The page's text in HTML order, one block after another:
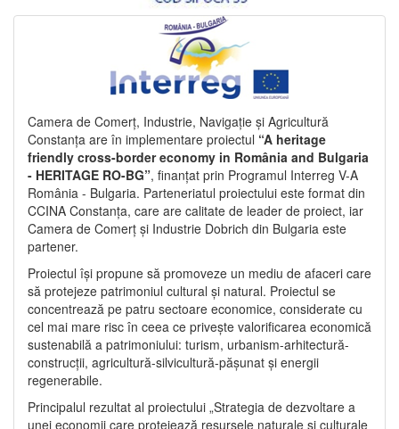
Camera de Comerț, Industrie, Navigație și Agricultură
Constanța are în implementare proiectul “A heritage
friendly cross-border economy in România and Bulgaria
- HERITAGE RO-BG”, finanțat prin Programul Interreg V-A
România - Bulgaria. Parteneriatul proiectului este format din
CCINA Constanța, care are calitate de leader de proiect, iar
Camera de Comerț și Industrie Dobrich din Bulgaria este
partener.
Proiectul își propune să promoveze un mediu de afaceri care
să protejeze patrimoniul cultural și natural. Proiectul se
concentrează pe patru sectoare economice, considerate cu
cel mai mare risc în ceea ce privește valorificarea economică
sustenabilă a patrimoniului: turism, urbanism-arhitectură-
construcții, agricultură-silvicultură-pășunat și energii
regenerabile.
Principalul rezultat al proiectului „Strategia de dezvoltare a
unei economii care protejează resursele naturale și culturale